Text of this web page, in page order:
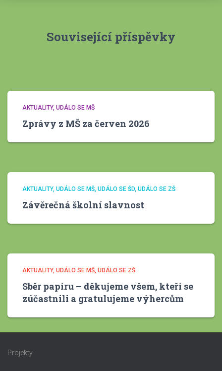
Související příspěvky
AKTUALITY UDÁLO SE MŠ
Zprávy z MŠ za červen 2026
AKTUALITY UDÁLO SE MŠ UDÁLO SE ŠD UDÁLO SE ZŠ
Závěrečná školní slavnost
AKTUALITY UDÁLO SE MŠ UDÁLO SE ZŠ
Sběr papíru – děkujeme všem, kteří se
zúčastnili a gratulujeme výhercům
Projekty